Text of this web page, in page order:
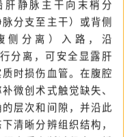
的误损伤。通过膜解
腔静脉及其属支；进
肝静脉主干向末梢分
分支至主干）或背侧
侧分离）入路，沿
分离，可安全显露肝
时损伤血管。在腹腔
微创术式触觉缺失、